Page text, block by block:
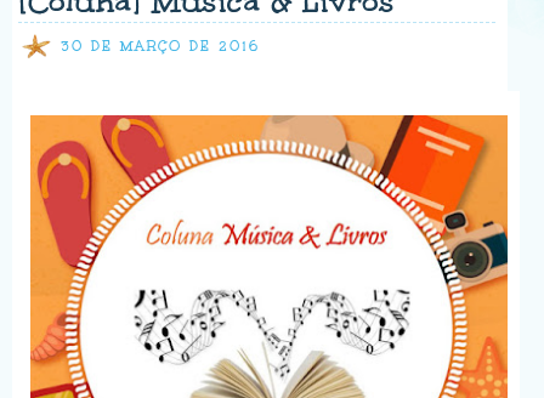
30 DE MARÇO DE 2016